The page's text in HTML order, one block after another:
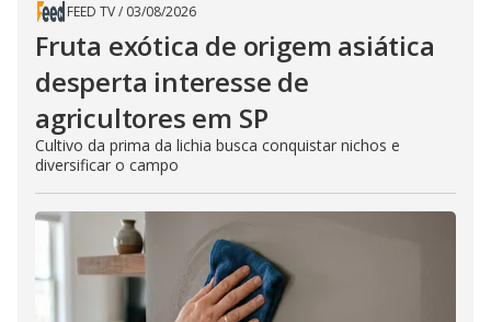
FEED TV/ 03/08/2026
Fruta exótica de origem asiática
desperta interesse de
agricultores em SP
Cultivo da prima da lichia busca conquistar nichos e
diversificar o campo